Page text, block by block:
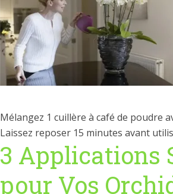
Mélangez 1 cuillère à café de poudre
Laissez reposer 15 minutes avant
3 Applications
pour Vos